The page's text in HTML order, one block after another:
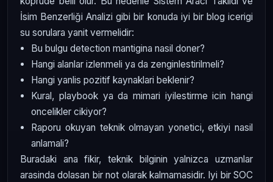
İsim Benzerliği Analizi gibi bir konuda iyi bir blog icerigi
su sorulara yanit vermelidir:
Bu bulgu detection mantigina nasil doner?
Hangi alanlar izlenmeli ya da zenginlestirilmeli?
Hangi yanlis pozitif kaynaklari beklenir?
Kural, playbook ya da mimari iyilestirme icin hangi
oncelikler cikiyor?
Raporu okuyan teknik olmayan yonetici, etkiyi nasil
anlamali?
Buradaki ana fikir, teknik bilginin yalnizca uzmanlar
arasinda dolasan bir not olarak kalmamasidir. Iyi bir SOC